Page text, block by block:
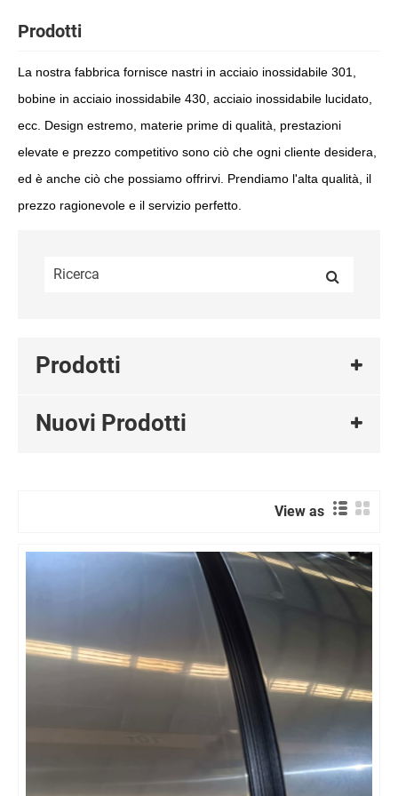
Prodotti
La nostra fabbrica fornisce nastri in acciaio inossidabile 301,
bobine in acciaio inossidabile 430, acciaio inossidabile lucidato,
ecc. Design estremo, materie prime di qualità, prestazioni
elevate e prezzo competitivo sono ciò che ogni cliente desidera,
ed è anche ciò che possiamo offrirvi. Prendiamo l'alta qualità, il
prezzo ragionevole e il servizio perfetto.
Prodotti
Nuovi Prodotti
View as